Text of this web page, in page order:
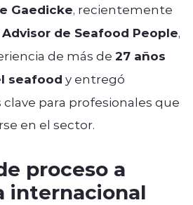
Gaedicke, recientemente
de Seafood People,
de más de 27 años
seafood y entregó
para profesionales que
en el sector.
proceso a
internacional